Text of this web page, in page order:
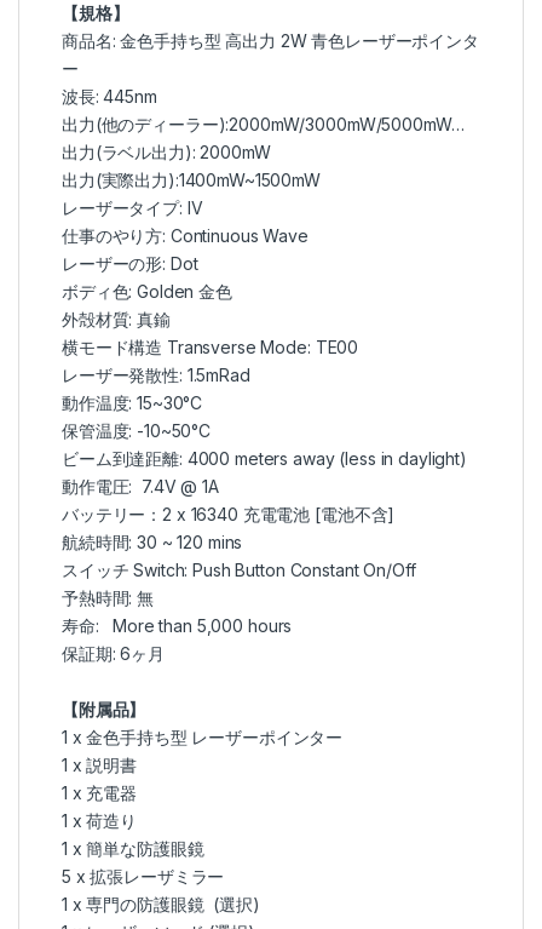
【規格】
商品名: 金色手持ち型 高出力 2W 青色レーザーポインタ
ー
波長: 445nm
出力(他のディーラー):2000mW/3000mW/5000mW…
出力(ラベル出力): 2000mW
出力(実際出力):1400mW~1500mW
レーザータイプ: IV
仕事のやり方: Continuous Wave
レーザーの形: Dot
ボディ色: Golden 金色
外殻材質: 真鍮
横モード構造 Transverse Mode: TE00
レーザー発散性: 1.5mRad
動作温度: 15~30°C
保管温度: -10~50°C
ビーム到達距離: 4000 meters away (less in daylight)
動作電圧: 7.4V @ 1A
バッテリー：2 x 16340 充電電池 [電池不含]
航続時間: 30 ~ 120 mins
スイッチ Switch: Push Button Constant On/Off
予熱時間: 無
寿命: More than 5,000 hours
保証期: 6ヶ月
【附属品】
1 x 金色手持ち型 レーザーポインター
1 x 説明書
1 x 充電器
1 x 荷造り
1 x 簡単な防護眼鏡
5 x 拡張レーザミラー
1 x 専門の防護眼鏡 (選択)